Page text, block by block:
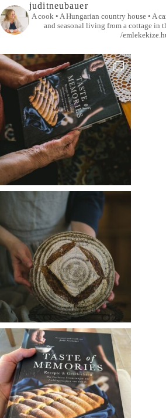
juditneubauer
A cook • A Hungarian country house • A
and seasonal living from a cottage in
/